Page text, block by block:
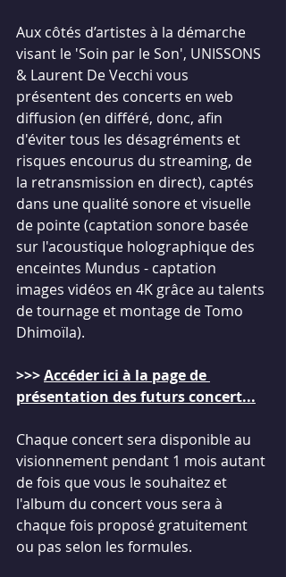
Aux côtés d’artistes à la démarche
visant le 'Soin par le Son', UNISSONS
& Laurent De Vecchi vous
présentent des concerts en web
diffusion (en différé, donc, afin
d'éviter tous les désagréments et
risques encourus du streaming, de
la retransmission en direct), captés
dans une qualité sonore et visuelle
de pointe (captation sonore basée
sur l'acoustique holographique des
enceintes Mundus - captation
images vidéos en 4K grâce au talents
de tournage et montage de Tomo
Dhimoïla).
>>> Accéder ici à la page de
présentation des futurs concert...
Chaque concert sera disponible au
visionnement pendant 1 mois autant
de fois que vous le souhaitez et
l'album du concert vous sera à
chaque fois proposé gratuitement
ou pas selon les formules.